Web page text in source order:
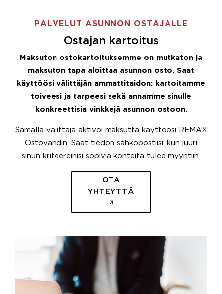
PALVELUT ASUNNON OSTAJALLE
Ostajan kartoitus
Maksuton ostokartoituksemme on mutkaton ja
maksuton tapa aloittaa asunnon osto. Saat
käyttöösi välittäjän ammattitaidon: kartoitamme
toiveesi ja tarpeesi sekä annamme sinulle
konkreettisia vinkkejä asunnon ostoon.
Samalla välittäjä aktivoi maksutta käyttöösi REMAX
Ostovahdin. Saat tiedon sähköpostiisi, kun juuri
sinun kriteereihisi sopivia kohteita tulee myyntiin.
OTA
YHTEYTTÄ